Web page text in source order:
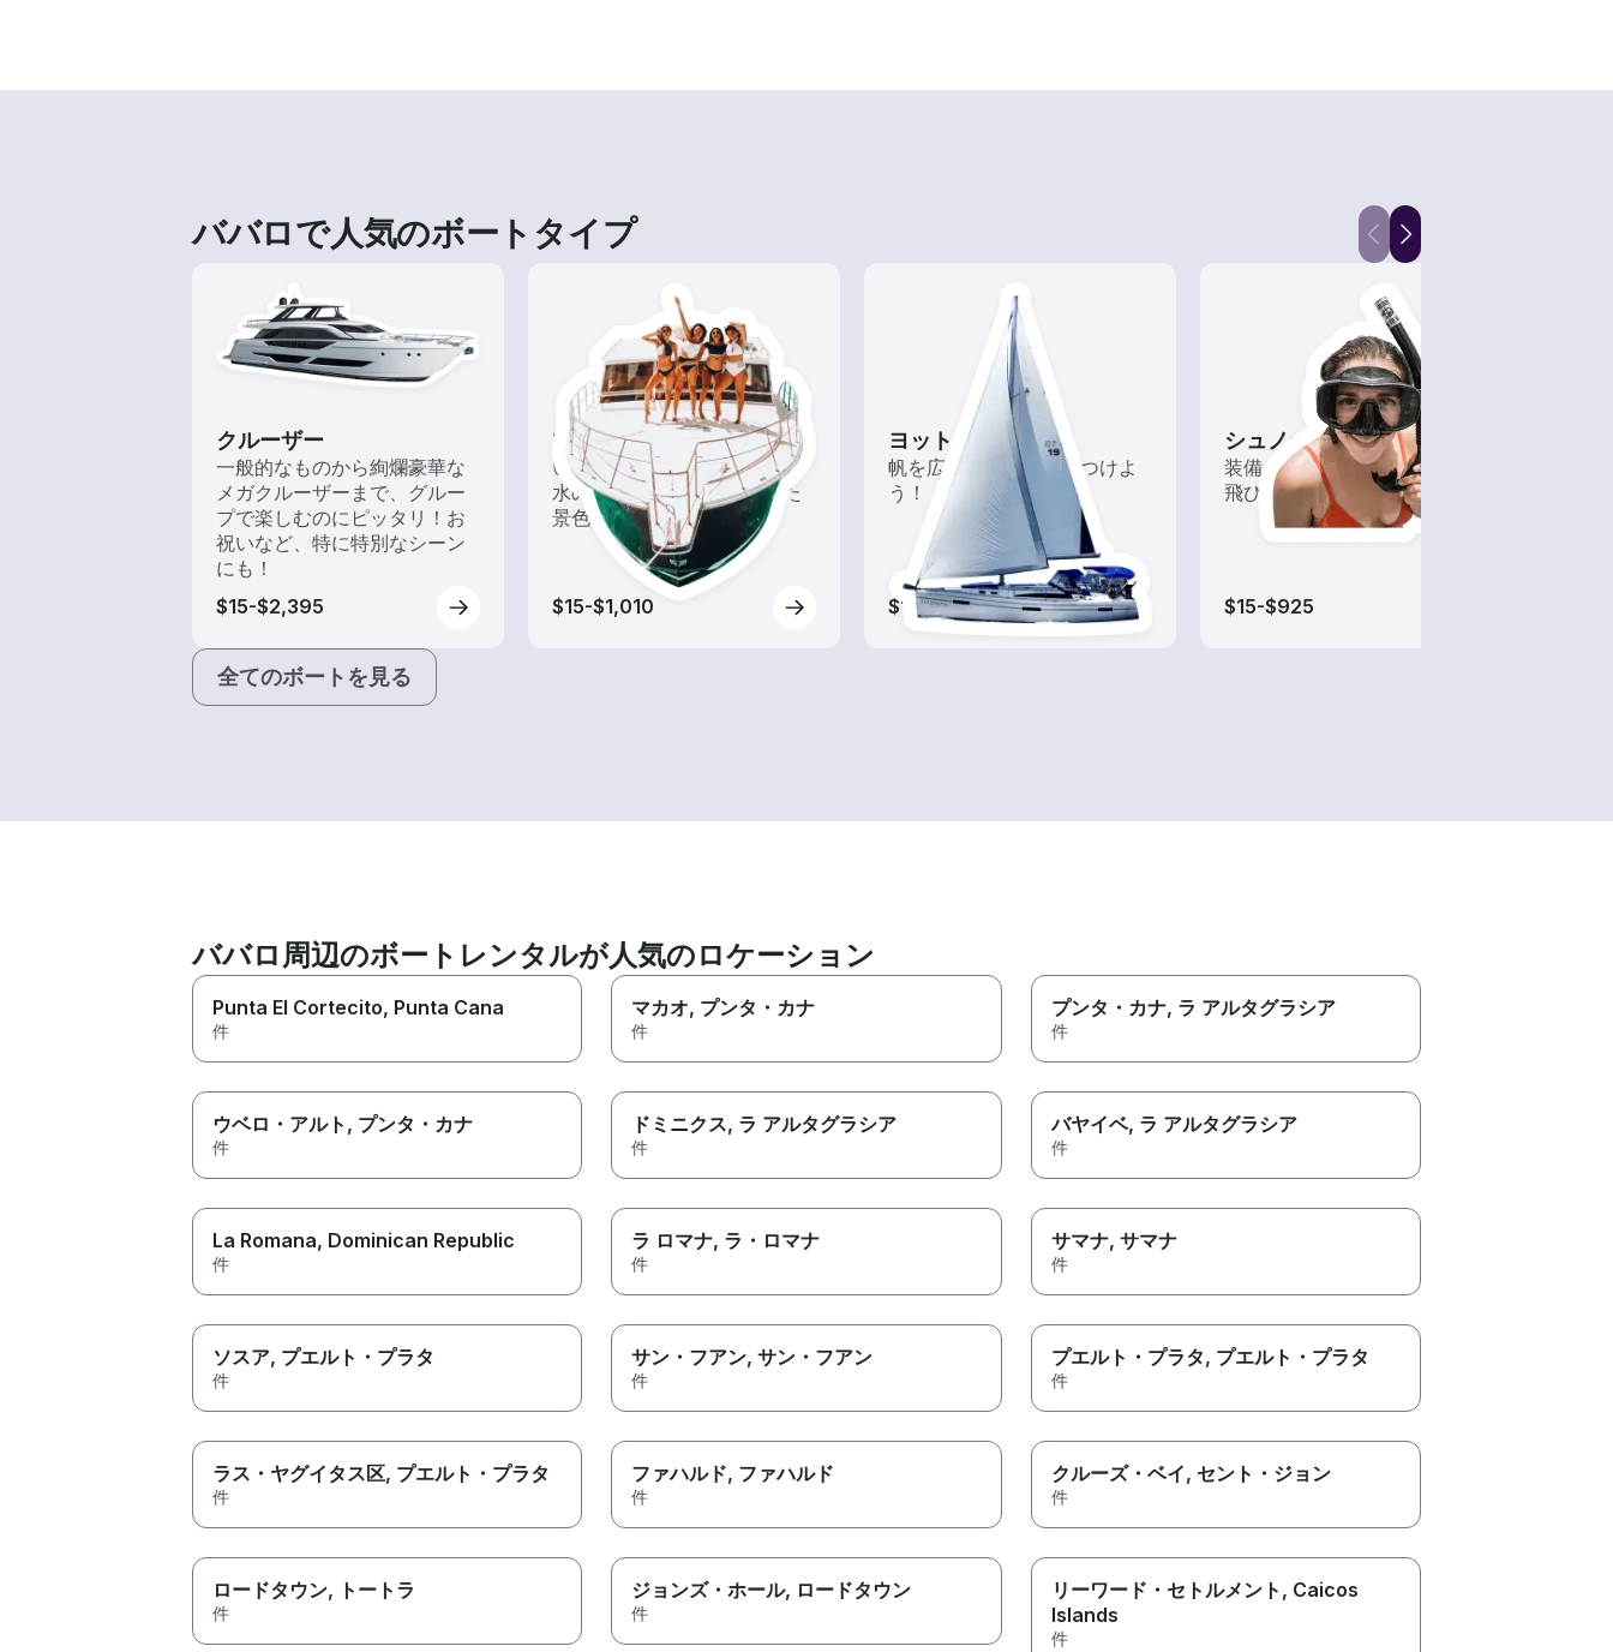
ババロで人気のボートタイプ
クルーザー
一般的なものから絢爛豪華な
メガクルーザーまで、グルー
プで楽しむのにピッタリ！お
祝いなど、特に特別なシーン
にも！
$15-$2,395
ツアー
いろんな再発見があるかも!?
水の上から眺める一味違った
景色を楽しもう！
$15-$1,010
ヨット
帆を広げて風を味方につけよ
う！
$15-$1,495
シュノーケリング
装備を整えてボートから水に
飛び込もう！
$15-$925
全てのボートを見る
ババロ周辺のボートレンタルが人気のロケーション
Punta El Cortecito, Punta Cana
件
マカオ, プンタ・カナ
件
プンタ・カナ, ラ アルタグラシア
件
ウベロ・アルト , プンタ・カナ
件
ドミニクス, ラ アルタグラシア
件
バヤイベ, ラ アルタグラシア
件
La Romana, Dominican Republic
件
ラ ロマナ, ラ・ロマナ
件
サマナ, サマナ
件
ソスア, プエルト・プラタ
件
サン・フアン, サン・フアン
件
プエルト・プラタ, プエルト・プラタ
件
ラス・ヤグイタス区, プエルト・プラタ
件
ファハルド, ファハルド
件
クルーズ・ベイ, セント・ジョン
件
ロードタウン, トートラ
件
ジョンズ・ホール, ロードタウン
件
リーワード・セトルメント , Caicos
Islands
件